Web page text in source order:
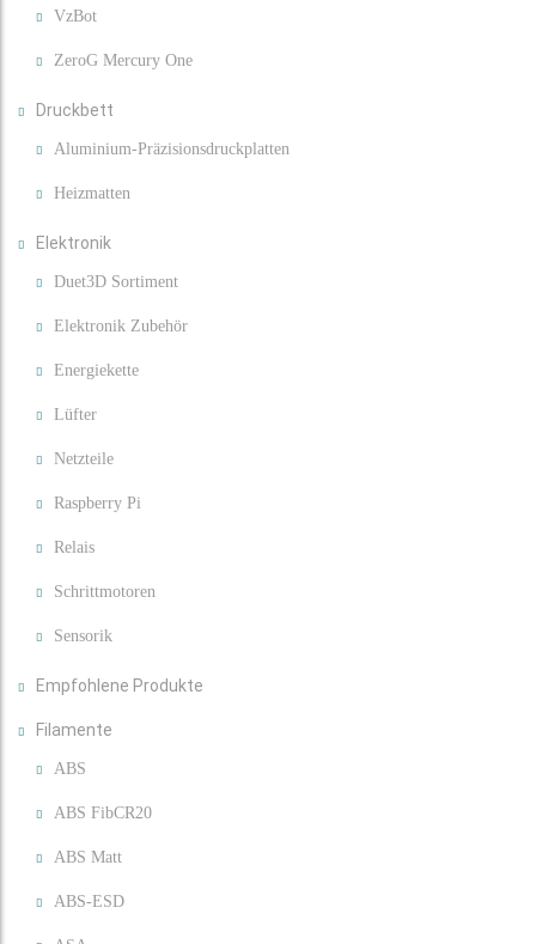
VzBot
ZeroG Mercury One
Druckbett
Aluminium-Präzisionsdruckplatten
Heizmatten
Elektronik
Duet3D Sortiment
Elektronik Zubehör
Energiekette
Lüfter
Netzteile
Raspberry Pi
Relais
Schrittmotoren
Sensorik
Empfohlene Produkte
Filamente
ABS
ABS FibCR20
ABS Matt
ABS-ESD